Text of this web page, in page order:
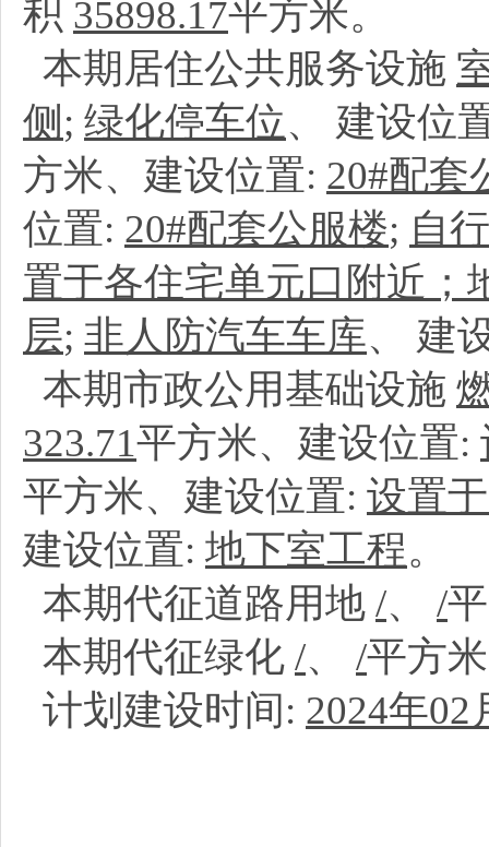
积 35898.17平方米。
本期居住公共服务设施
侧 ; 绿化停车位、 建设位
方米、建设位置: 20#配套
位置: 20#配套公服楼; 自
置于各住宅单元口附近；
层; 非人防汽车车库、 建
本期市政公用基础设施
323.71平方米、建设位置:
平方米、建设位置: 设置
建设位置: 地下室工程。
本期代征道路用地 /、 /
本期代征绿化 /、 /平方
计划建设时间: 2024年02